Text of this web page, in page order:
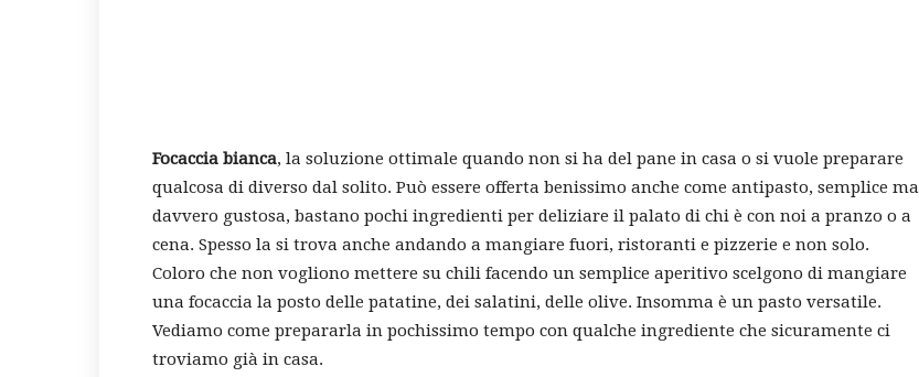
Focaccia bianca, la soluzione ottimale quando non si ha del pane in casa o si vuole preparare
qualcosa di diverso dal solito. Può essere offerta benissimo anche come antipasto, semplice ma
davvero gustosa, bastano pochi ingredienti per deliziare il palato di chi è con noi a pranzo o a
cena. Spesso la si trova anche andando a mangiare fuori, ristoranti e pizzerie e non solo.
Coloro che non vogliono mettere su chili facendo un semplice aperitivo scelgono di mangiare
una focaccia la posto delle patatine, dei salatini, delle olive. Insomma è un pasto versatile.
Vediamo come prepararla in pochissimo tempo con qualche ingrediente che sicuramente ci
troviamo già in casa.